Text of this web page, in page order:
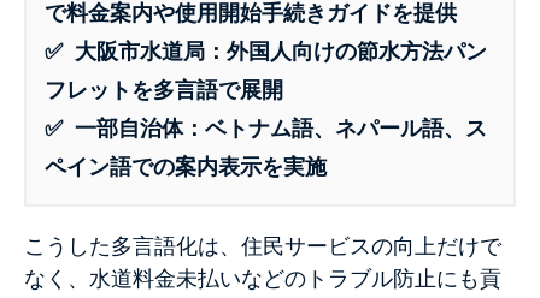
で料金案内や使用開始手続きガイドを提供
✅ 大阪市水道局：外国人向けの節水方法パン
フレットを多言語で展開
✅ 一部自治体：ベトナム語、ネパール語、ス
ペイン語での案内表示を実施
こうした多言語化は、住民サービスの向上だけで
なく、水道料金未払いなどのトラブル防止にも貢